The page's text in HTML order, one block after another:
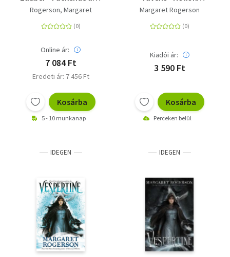
atmosphärische
Rogerson, Margaret
Online ár:
7 084 Ft
Eredeti ár: 7 456 Ft
Kosárba
5 - 10 munkanap
varázslata
Margaret Rogerson
Kiadói ár:
3 590 Ft
Kosárba
Perceken belül
IDEGEN IDEGEN